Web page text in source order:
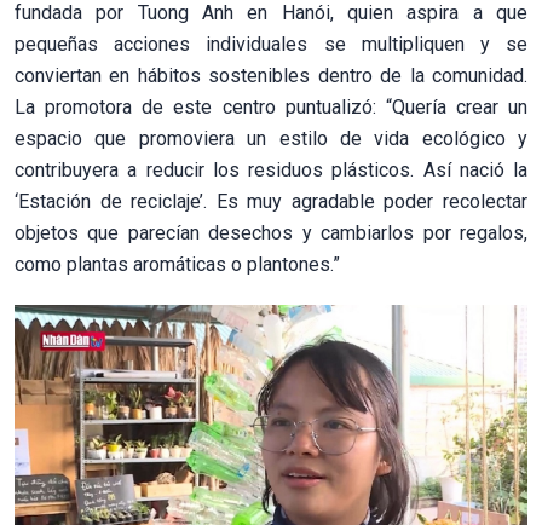
fundada por Tuong Anh en Hanói, quien aspira a que
pequeñas acciones individuales se multipliquen y se
conviertan en hábitos sostenibles dentro de la comunidad.
La promotora de este centro puntualizó: “Quería crear un
espacio que promoviera un estilo de vida ecológico y
contribuyera a reducir los residuos plásticos. Así nació la
‘Estación de reciclaje’. Es muy agradable poder recolectar
objetos que parecían desechos y cambiarlos por regalos,
como plantas aromáticas o plantones.”